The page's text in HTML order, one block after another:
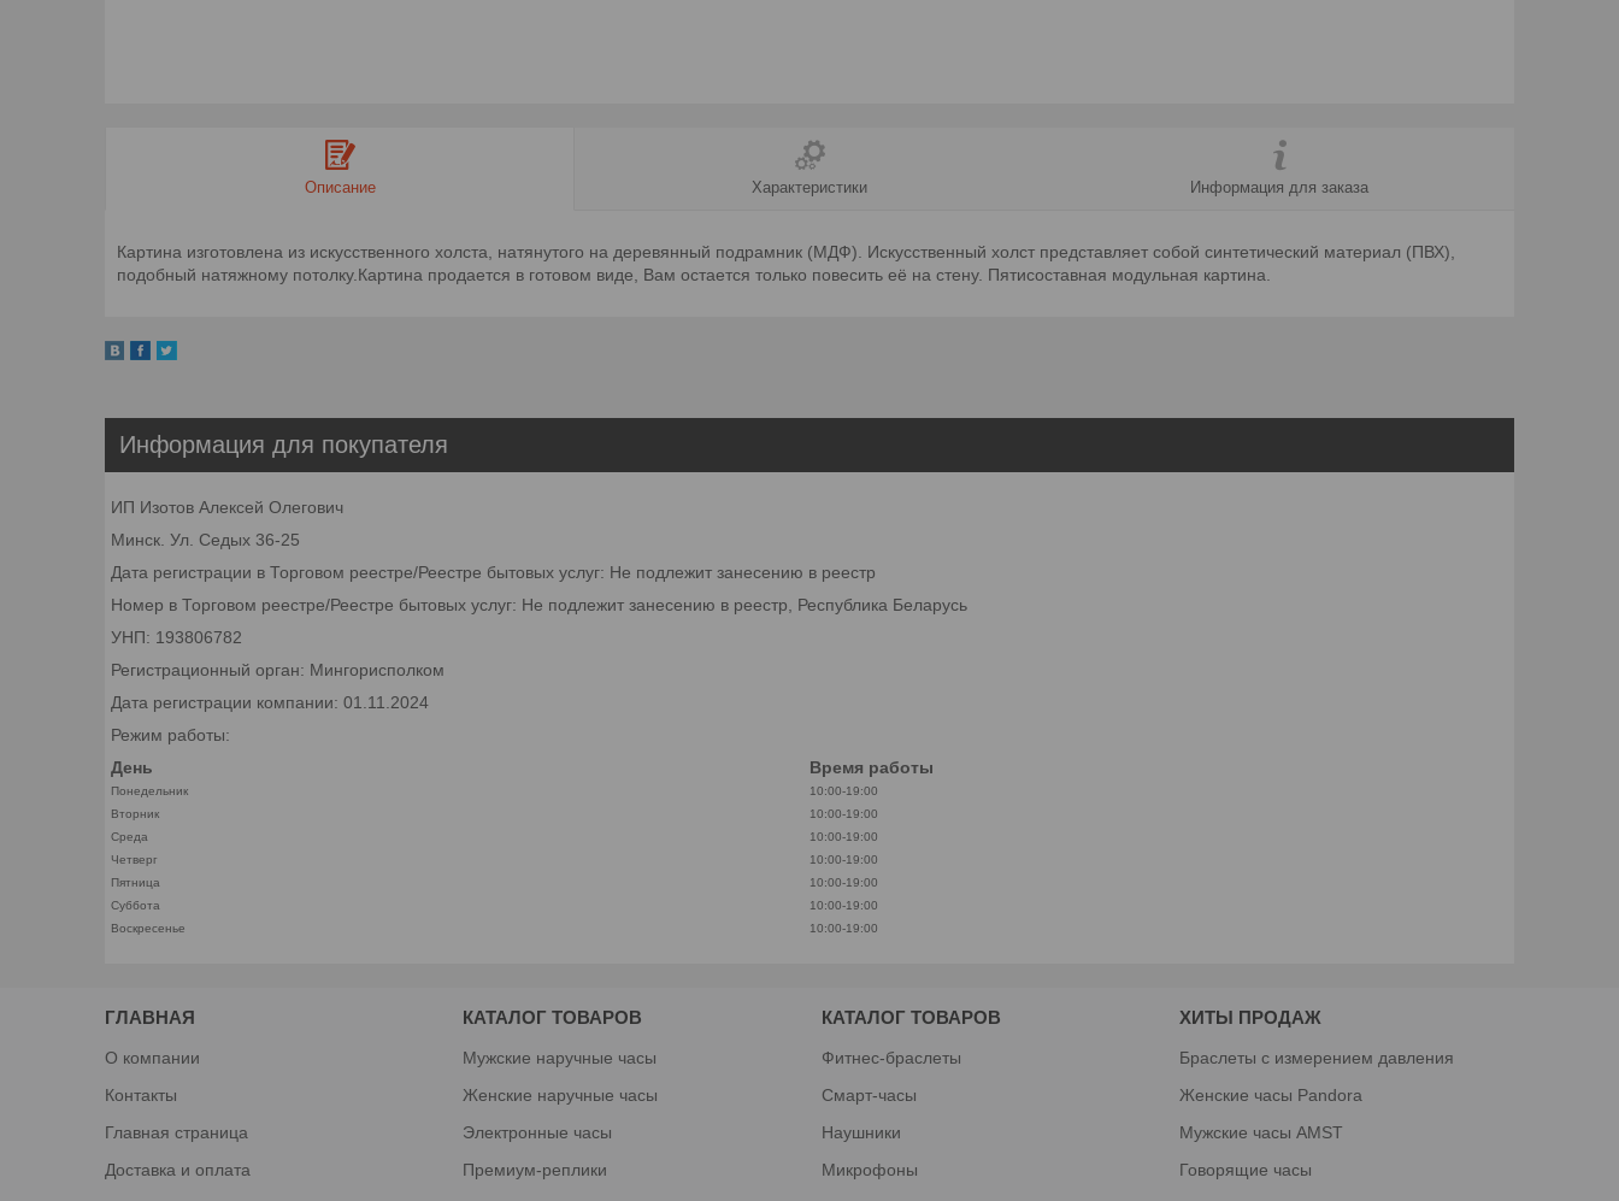
Описание Характеристики Информация для заказа
Картина изготовлена из искусственного холста, натянутого на деревянный подрамник (МДФ). Искусственный холст представляет собой синтетический материал (ПВХ),
подобный натяжному потолку.Картина продается в готовом виде, Вам остается только повесить её на стену. Пятисоставная модульная картина.
Информация для покупателя
ИП Изотов Алексей Олегович
Минск. Ул. Седых 36-25
Дата регистрации в Торговом реестре/Реестре бытовых услуг: Не подлежит занесению в реестр
Номер в Торговом реестре/Реестре бытовых услуг: Не подлежит занесению в реестр, Республика Беларусь
УНП: 193806782
Регистрационный орган: Мингорисполком
Дата регистрации компании: 01.11.2024
Режим работы:
День
Время работы
Понедельник
10:00-19:00
Вторник
10:00-19:00
Среда
10:00-19:00
Четверг
10:00-19:00
Пятница
10:00-19:00
Суббота
10:00-19:00
Воскресенье
10:00-19:00
ГЛАВНАЯ
О компании
Контакты
Главная страница
Доставка и оплата
КАТАЛОГ ТОВАРОВ
Мужские наручные часы
Женские наручные часы
Электронные часы
Премиум-реплики
КАТАЛОГ ТОВАРОВ
Фитнес-браслеты
Смарт-часы
Наушники
Микрофоны
ХИТЫ ПРОДАЖ
Браслеты с измерением давления
Женские часы Pandora
Мужские часы AMST
Говорящие часы